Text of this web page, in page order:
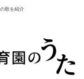
歌を紹介